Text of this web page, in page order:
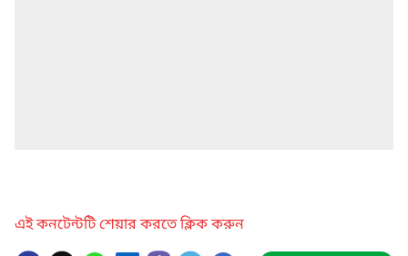
এই কনটেন্টটি শেয়ার করতে ক্লিক করুন